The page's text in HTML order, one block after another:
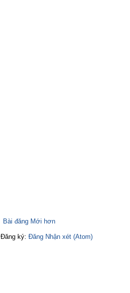
Bài đăng Mới hơn
Đăng ký: Đăng Nhận xét (Atom)